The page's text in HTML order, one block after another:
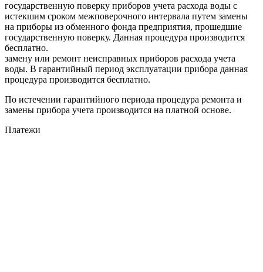
государственную поверку приборов учета расхода воды с
истекшим сроком межповерочного интервала путем замены
на приборы из обменного фонда предприятия, прошедшие
государственную поверку. Данная процедура производится
бесплатно.
замену или ремонт неисправных приборов расхода учета
воды. В гарантийный период эксплуатации прибора данная
процедура производится бесплатно.
По истечении гарантийного периода процедура ремонта и
замены прибора учета производится на платной основе.
Платежи